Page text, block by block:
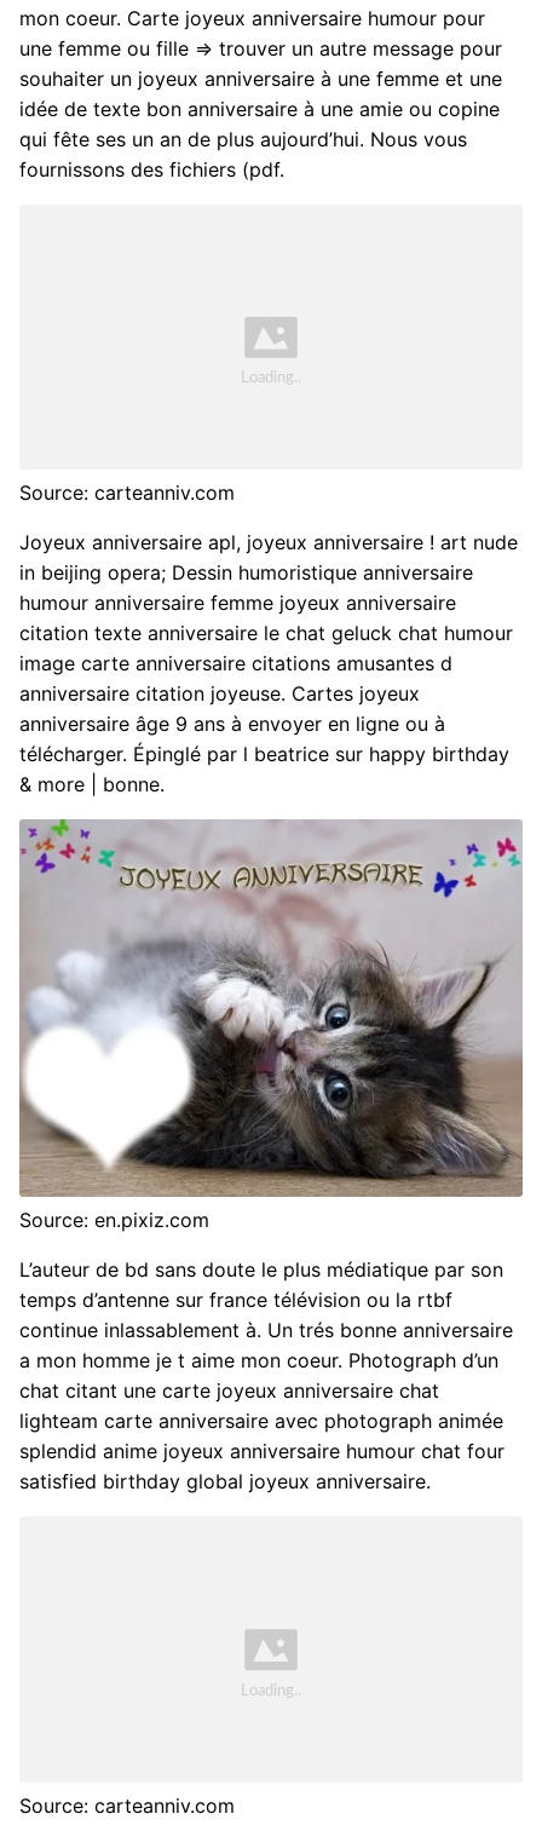
mon coeur. Carte joyeux anniversaire humour pour
une femme ou fille ⇒ trouver un autre message pour
souhaiter un joyeux anniversaire à une femme et une
idée de texte bon anniversaire à une amie ou copine
qui fête ses un an de plus aujourd’hui. Nous vous
fournissons des fichiers (pdf.
Source: carteanniv.com
Joyeux anniversaire apl, joyeux anniversaire ! art nude
in beijing opera; Dessin humoristique anniversaire
humour anniversaire femme joyeux anniversaire
citation texte anniversaire le chat geluck chat humour
image carte anniversaire citations amusantes d
anniversaire citation joyeuse. Cartes joyeux
anniversaire âge 9 ans à envoyer en ligne ou à
télécharger. Épinglé par l beatrice sur happy birthday
& more | bonne.
Source: en.pixiz.com
L’auteur de bd sans doute le plus médiatique par son
temps d’antenne sur france télévision ou la rtbf
continue inlassablement à. Un trés bonne anniversaire
a mon homme je t aime mon coeur. Photograph d’un
chat citant une carte joyeux anniversaire chat
lighteam carte anniversaire avec photograph animée
splendid anime joyeux anniversaire humour chat four
satisfied birthday global joyeux anniversaire.
Source: carteanniv.com